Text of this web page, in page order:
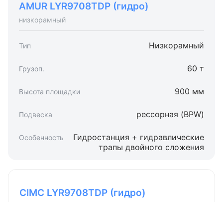
AMUR LYR9708TDP (гидро)
низкорамный
Низкорамный
60 т
900 мм
рессорная (BPW)
Гидростанция + гидравлические
трапы двойного сложения
CIMC LYR9708TDP (гидро)